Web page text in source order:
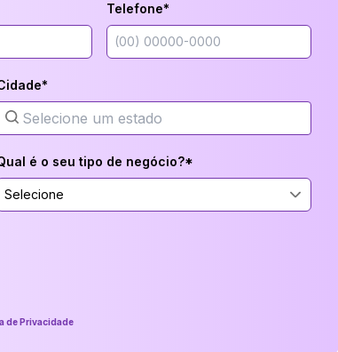
Telefone*
é o seu tipo de negócio?*
Selecione
de Privacidade